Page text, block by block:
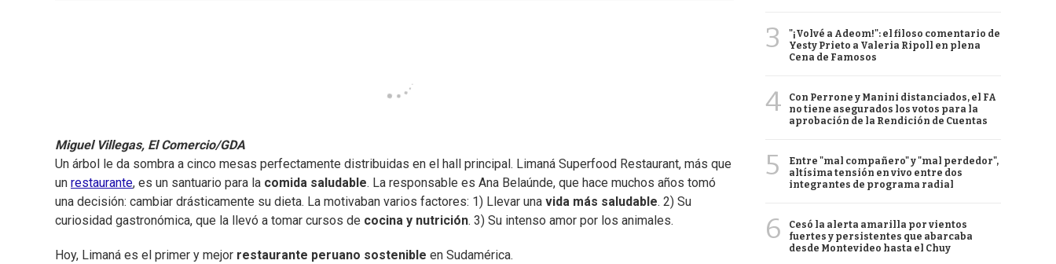
Miguel Villegas, El Comercio/GDA
Un árbol le da sombra a cinco mesas perfectamente distribuidas en el hall principal. Limaná Superfood Restaurant, más que
un restaurante, es un santuario para la comida saludable. La responsable es Ana Belaúnde, que hace muchos años tomó
una decisión: cambiar drásticamente su dieta. La motivaban varios factores: 1) Llevar una vida más saludable. 2) Su
curiosidad gastronómica, que la llevó a tomar cursos de cocina y nutrición. 3) Su intenso amor por los animales.
Hoy, Limaná es el primer y mejor restaurante peruano sostenible en Sudamérica.
3
"¡Volvé a Adeom!": el filoso comentario de
Yesty Prieto a Valeria Ripoll en plena
Cena de Famosos
4
Con Perrone y Manini distanciados, el FA
no tiene asegurados los votos para la
aprobación de la Rendición de Cuentas
5
Entre "mal compañero" y "mal perdedor",
altísima tensión en vivo entre dos
integrantes de programa radial
6
Cesó la alerta amarilla por vientos
fuertes y persistentes que abarcaba
desde Montevideo hasta el Chuy